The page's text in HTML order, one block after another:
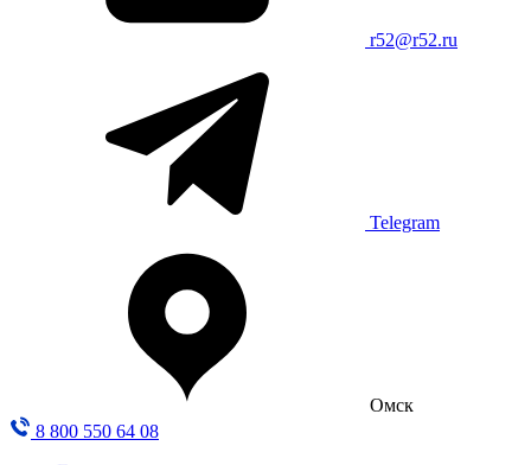
r52@r52.ru
Telegram
Омск
8 800 550 64 08